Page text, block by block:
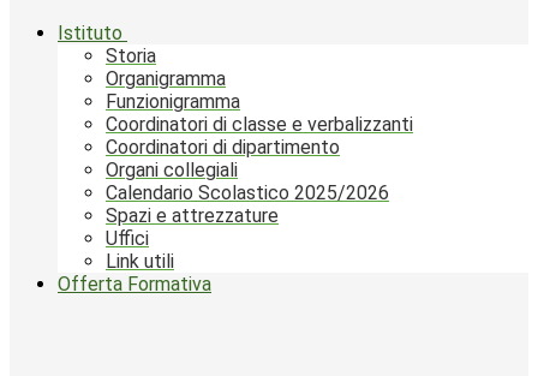
Istituto
Storia
Organigramma
Funzionigramma
Coordinatori di classe e verbalizzanti
Coordinatori di dipartimento
Organi collegiali
Calendario Scolastico 2025/2026
Spazi e attrezzature
Uffici
Link utili
Offerta Formativa